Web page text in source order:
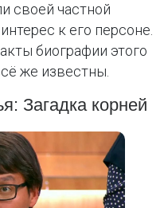
своей частной
к его персоне.
биографии этого
же известны.
Загадка корней